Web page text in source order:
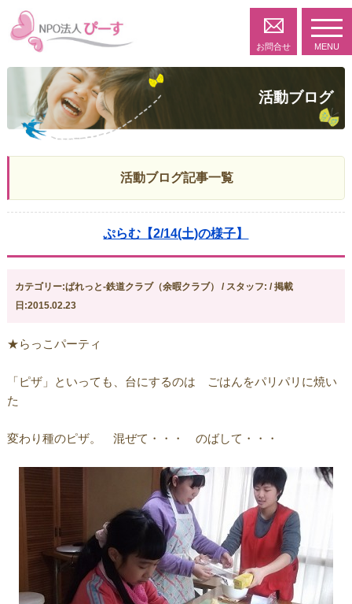
お問合せ MENU
活動ブログ
活動ブログ記事一覧
ぷらむ【2/14(土)の様子】
カテゴリー:ぱれっと-鉄道クラブ（余暇クラブ） / スタッフ: / 掲載
日:2015.02.23
★らっこパーティ
「ピザ」といっても、台にするのは ごはんをパリパリに焼い
た
変わり種のピザ。 混ぜて・・・ のばして・・・